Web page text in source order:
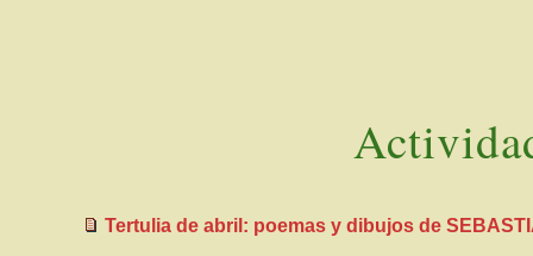
Tertulia de abril: poemas y dibujos de